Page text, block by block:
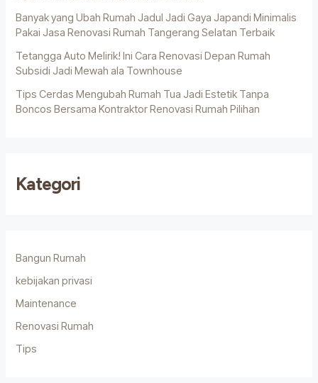
Banyak yang Ubah Rumah Jadul Jadi Gaya Japandi Minimalis
Pakai Jasa Renovasi Rumah Tangerang Selatan Terbaik
Tetangga Auto Melirik! Ini Cara Renovasi Depan Rumah
Subsidi Jadi Mewah ala Townhouse
Tips Cerdas Mengubah Rumah Tua Jadi Estetik Tanpa
Boncos Bersama Kontraktor Renovasi Rumah Pilihan
Kategori
Bangun Rumah
kebijakan privasi
Maintenance
Renovasi Rumah
Tips